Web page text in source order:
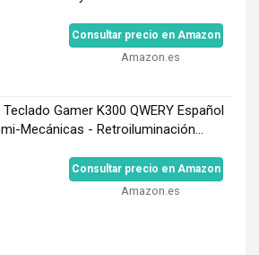
Consultar precio en Amazon
Amazon.es
Teclado Gamer K300 QWERY Español
Mecánicas - Retroiluminación...
Consultar precio en Amazon
Amazon.es